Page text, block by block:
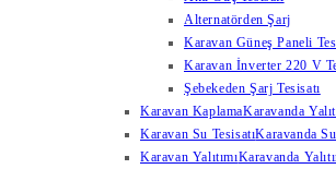
Alternatörden Şarj
Karavan Güneş Paneli
Karavan İnverter 220 V
Şebekeden Şarj Tesisatı
Karavan KaplamaKaravanda
Karavan Su TesisatıKaravanda
Karavan YalıtımıKaravanda